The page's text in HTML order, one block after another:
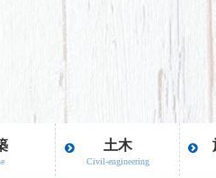
土木
Civil-engineering